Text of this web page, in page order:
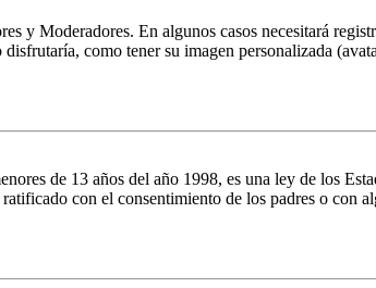
y Moderadores. En algunos casos necesitará
como tener su imagen personalizada
de 13 años del año 1998, es una ley de los
con el consentimiento de los padres o con